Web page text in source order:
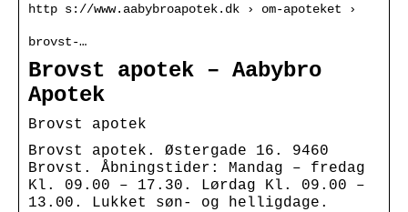
http s://www.aabybroapotek.dk › om-apoteket ›
brovst-…
Brovst apotek – Aabybro
Apotek
Brovst apotek
Brovst apotek. Østergade 16. 9460
Brovst. Åbningstider: Mandag – fredag
Kl. 09.00 – 17.30. Lørdag Kl. 09.00 –
13.00. Lukket søn- og helligdage.